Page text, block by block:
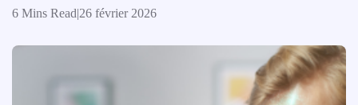
6 Mins Read|26 février 2026